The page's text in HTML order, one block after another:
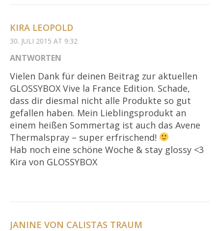
KIRA LEOPOLD
30. JULI 2015 AT 9:32
ANTWORTEN
Vielen Dank für deinen Beitrag zur aktuellen
GLOSSYBOX Vive la France Edition. Schade,
dass dir diesmal nicht alle Produkte so gut
gefallen haben. Mein Lieblingsprodukt an
einem heißen Sommertag ist auch das Avene
Thermalspray – super erfrischend!
Hab noch eine schöne Woche & stay glossy <3
Kira von GLOSSYBOX
JANINE VON CALISTAS TRAUM